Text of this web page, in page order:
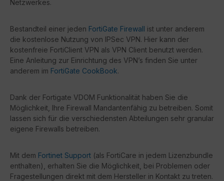
Netzwerkes.
Bestandteil einer jeden FortiGate Firewall ist unter anderem
die kostenlose Nutzung von IPSec VPN. Hier kann der
kostenfreie FortiClient VPN als VPN Client benutzt werden.
Eine Anleitung zur Einrichtung des VPN’s finden Sie unter
anderem im FortiGate CookBook.
Dank der Fortigate VDOM Funktionalität haben Sie die
Möglichkeit, Ihre Firewall Mandantenfähig zu betreiben. Somit
lassen sich für die verschiedensten Abteilungen sehr granular
eigene Firewalls betreiben.
Mit dem Fortinet Support (als FortiCare in jedem Lizenzbundle
enthalten), erhalten Sie die Möglichkeit, bei Problemen oder
Fragestellungen direkt mit dem Hersteller in Kontakt zu treten.